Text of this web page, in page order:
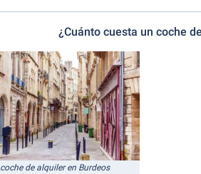
¿Cuánto cuesta un coche
coche de alquiler en Burdeos